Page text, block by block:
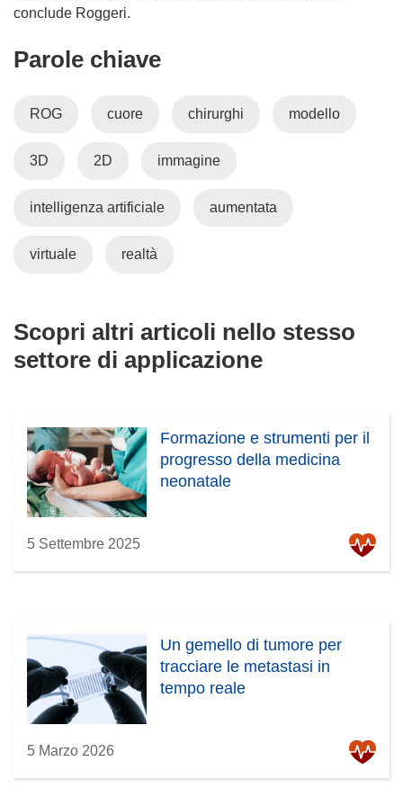
conclude Roggeri.
Parole chiave
ROG cuore chirurghi modello
3D 2D immagine
intelligenza artificiale aumentata
virtuale realtà
Scopri altri articoli nello stesso
settore di applicazione
Formazione e strumenti per il
progresso della medicina
neonatale
5 Settembre 2025
Un gemello di tumore per
tracciare le metastasi in
tempo reale
5 Marzo 2026